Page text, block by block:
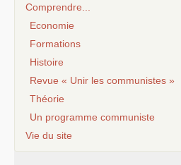
Comprendre...
Economie
Formations
Histoire
Revue « Unir les communistes »
Théorie
Un programme communiste
Vie du site